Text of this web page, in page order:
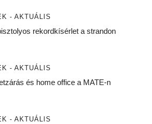
- AKTUÁLIS
rekordkísérlet a strandon
- AKTUÁLIS
és home office a MATE-n
- AKTUÁLIS